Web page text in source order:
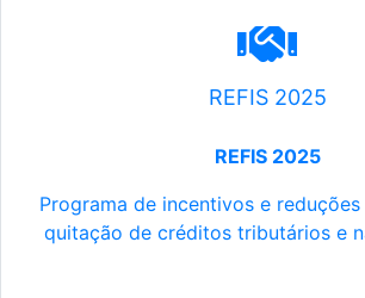
REFIS 2025
REFIS 2025
Programa de incentivos e
quitação de créditos tributários e